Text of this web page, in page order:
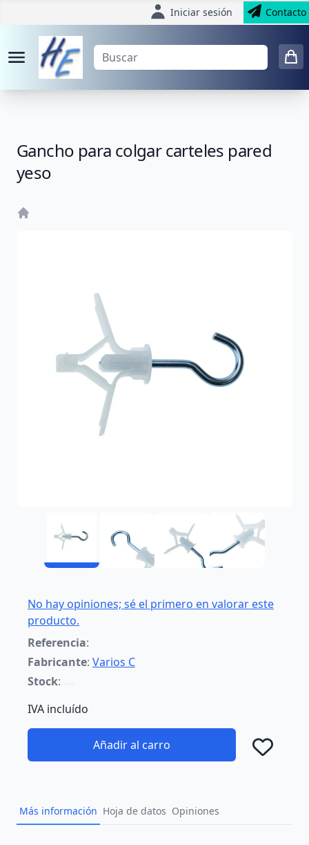
Iniciar sesión Contacto
Gancho para colgar carteles pared
yeso
No hay opiniones; sé el primero en valorar este
producto.
Referencia:
Fabricante: Varios C
Stock:
IVA incluído
Añadir al carro
Más información Hoja de datos Opiniones